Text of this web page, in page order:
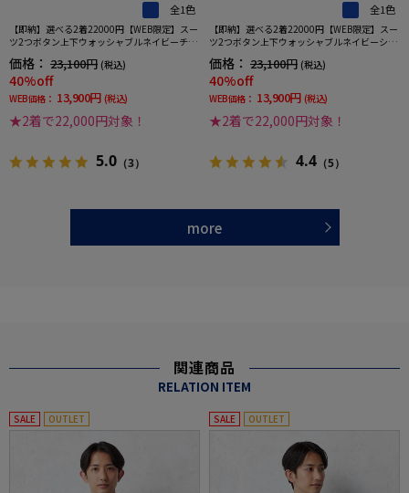
全1色
【即納】選べる2着22000円【WEB限定】スー
ツ2つボタン上下ウォッシャブルネイビーチェ
ック
価格： 23,100円 (税込)
40%off
WEB価格： 13,900円 (税込)
★2着で22,000円対象！
5.0 （3）
全1色
【即納】選べる2着22000円【WEB限定】スー
ツ2つボタン上下ウォッシャブルネイビーシャ
ドウストライプ
価格： 23,100円 (税込)
40%off
WEB価格： 13,900円 (税込)
★2着で22,000円対象！
4.4 （5）
more
関連商品
RELATION ITEM
SALE OUTLET SALE OUTLET